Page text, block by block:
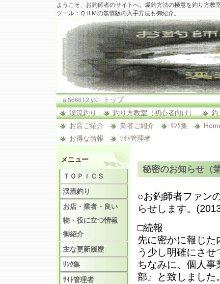
ようこそ、お釣師者のサイトへ。爆釣方法の極意を釣り方
ツール：ＱＨＭの無償版の入手方法も御紹介。
a:5666 t:2 y:0-
トップ
渓流釣り
釣り方教室（初心者向け）
釣
お店ご紹介
業者ご紹介 ﾘﾝｸ集
お得な情報
ｻｲﾄ管理者
秘密のお知らせ（
○お釣師者ファン
らせします。
□続報
先に密かに報じ
う少し明確にさせ
ちなみに、個人
部』と致しました
メニュー
ＴＯＰＩＣＳ
渓流釣り
お店・業者・良い
物・役に立つ情報
御紹介
主な更新履歴
ﾘﾝｸ集
ｻｲﾄ管理者